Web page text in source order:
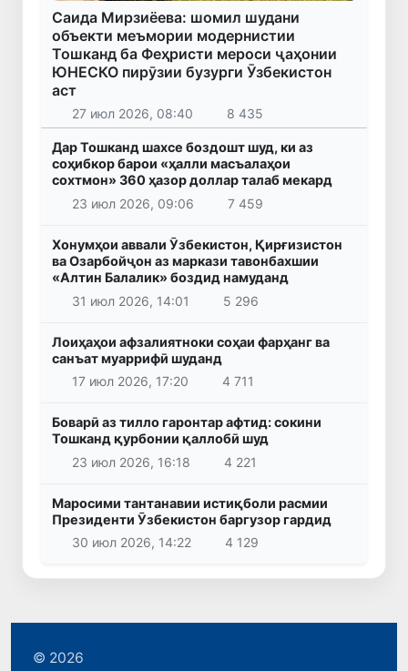
Саида Мирзиёева: шомил шудани
объекти меъмории модернистии
Тошканд ба Феҳристи мероси ҷаҳонии
ЮНЕСКО пирӯзии бузурги Ӯзбекистон
аст
27 июл 2026, 08:40 8 435
Дар Тошканд шахсе боздошт шуд, ки аз
соҳибкор барои «ҳалли масъалаҳои
сохтмон» 360 ҳазор доллар талаб мекард
23 июл 2026, 09:06
7 459
Хонумҳои аввали Ӯзбекистон, Қирғизистон
ва Озарбойҷон аз маркази тавонбахшии
«Алтин Балалик» боздид намуданд
31 июл 2026, 14:01
5 296
Лоиҳаҳои афзалиятноки соҳаи фарҳанг ва
санъат муаррифӣ шуданд
17 июл 2026, 17:20
4 711
Боварӣ аз тилло гаронтар афтид: сокини
Тошканд қурбонии қаллобӣ шуд
23 июл 2026, 16:18
4 221
Маросими тантанавии истиқболи расмии
Президенти Ӯзбекистон баргузор гардид
30 июл 2026, 14:22
4 129
© 2026